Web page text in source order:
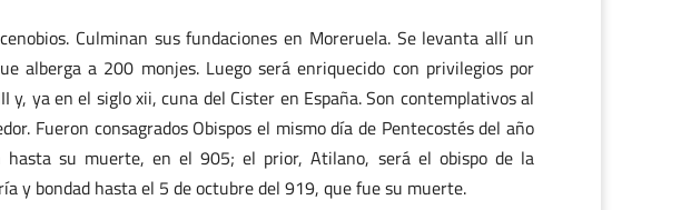
Culminan sus fundaciones en Moreruela. Se levanta allí un
alberga a 200 monjes. Luego será enriquecido con privilegios por
y, ya en el siglo xii, cuna del Cister en España. Son contemplativos al
Fueron consagrados Obispos el mismo día de Pentecostés del año
hasta su muerte, en el 905; el prior, Atilano, será el obispo de la
y bondad hasta el 5 de octubre del 919, que fue su muerte.